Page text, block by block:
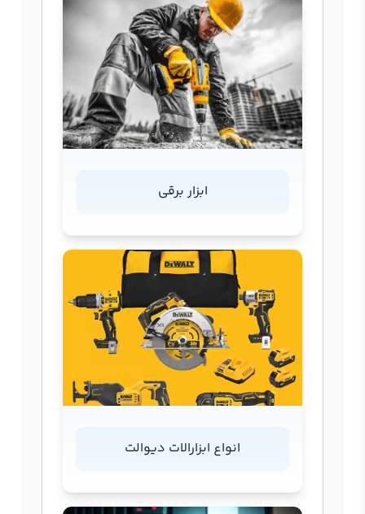
ابزار برقی
انواع ابزارالات دیوالت